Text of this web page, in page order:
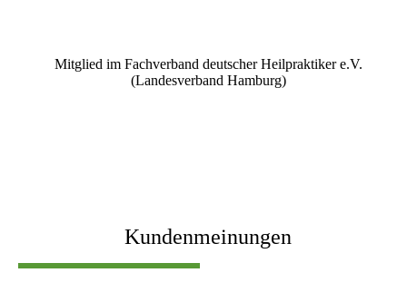
Mitglied im Fachverband deutscher Heilpraktiker e.V.
(Landesverband Hamburg)
Kundenmeinungen